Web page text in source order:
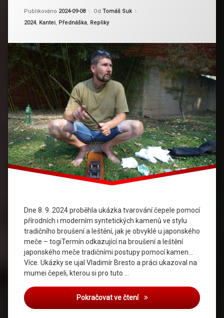
Publikováno 2024-09-08 Od Tomáš Suk
Kategorie:
2024, Kantei Přednáška Repliky
Dne 8. 9. 2024 proběhla ukázka tvarování čepele pomocí
přírodních i moderním syntetických kamenů ve stylu
tradičního broušení a leštění, jak je obvyklé u japonského
meče – togiTermín odkazující na broušení a leštění
japonského meče tradičními postupy pomocí kamen…
Více. Ukázky se ujal Vladimír Bresto a práci ukazoval na
mumei čepeli, kterou si pro tuto …
Pokračovat ve čteníUkázka tvarování a